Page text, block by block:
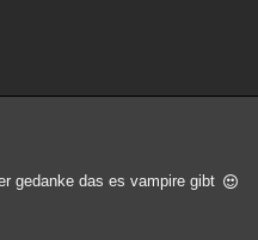
gedanke das es vampire gibt